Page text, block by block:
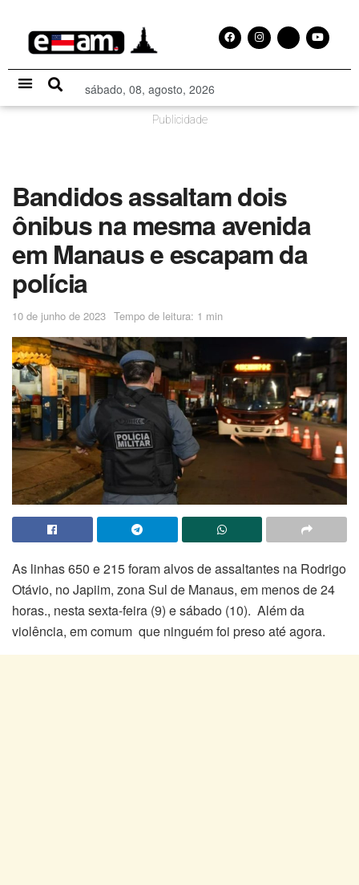
sábado, 08, agosto, 2026
Publicidade
Bandidos assaltam dois
ônibus na mesma avenida
em Manaus e escapam da
polícia
10 de junho de 2023 Tempo de leitura: 1 min
As linhas 650 e 215 foram alvos de assaltantes na Rodrigo
Otávio, no Japiim, zona Sul de Manaus, em menos de 24
horas., nesta sexta-feira (9) e sábado (10). Além da
violência, em comum que ninguém foi preso até agora.